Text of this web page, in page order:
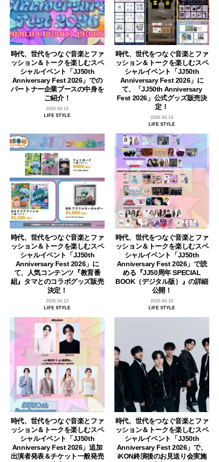
時代、世代をつなぐ音楽とファ
ッション＆トークを楽しむスペ
シャルイベント「JJ50th
Anniversary Fest 2026」での
パートナー企業ブースの中身を
ご紹介！
2026.04.14
LIFE STYLE
時代、世代をつなぐ音楽とファ
ッション＆トークを楽しむスペ
シャルイベント「JJ50th
Anniversary Fest 2026」に
て、「JJ50th Anniversary
Fest 2026」公式グッズ販売決
定！
2026.04.14
LIFE STYLE
時代、世代をつなぐ音楽とファ
ッション＆トークを楽しむスペ
シャルイベント「JJ50th
Anniversary Fest 2026」に
て、人気コンテンツ『教育番
組』タマとのコラボグッズ販売
決定！
2026.04.13
LIFE STYLE
時代、世代をつなぐ音楽とファ
ッション＆トークを楽しむスペ
シャルイベント「JJ50th
Anniversary Fest 2026」で読
める『JJ50周年 SPECIAL
BOOK（デジタル版）』の詳細
公開！
2026.04.10
LIFE STYLE
時代、世代をつなぐ音楽とファ
ッション＆トークを楽しむスペ
シャルイベント「JJ50th
Anniversary Fest 2026」追加
出演者発表＆チケット一般発売
時代、世代をつなぐ音楽とファ
ッション＆トークを楽しむスペ
シャルイベント「JJ50th
Anniversary Fest 2026」で、
iKON終演後のお見送り会実施